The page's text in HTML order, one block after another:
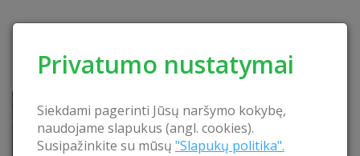
Privatumo nustatymai
Siekdami pagerinti Jūsų naršymo kokybę,
naudojame slapukus (angl. cookies).
Susipažinkite su mūsų "Slapukų politika".
Netoli esančios pramogos